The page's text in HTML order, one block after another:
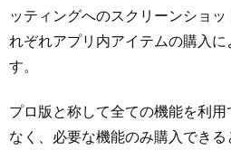
ッティングへのスクリーンショ
れぞれアプリ内アイテムの購入に
す。
プロ版と称して全ての機能を利
なく、必要な機能のみ購入できる